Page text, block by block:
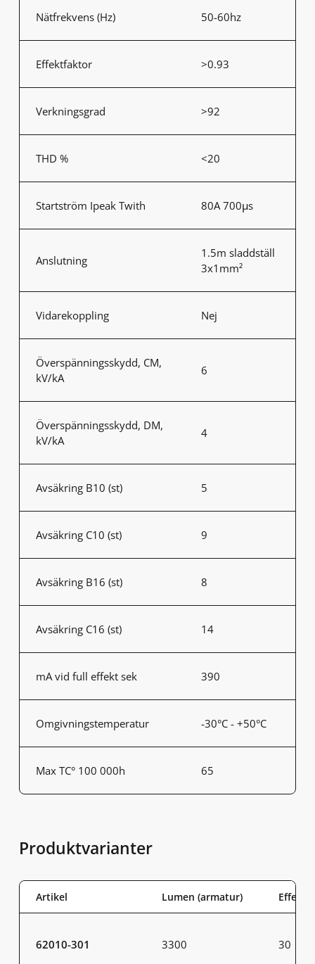
Nätfrekvens (Hz) 50-60hz
Effektfaktor >0.93
Verkningsgrad >92
THD % <20
Startström Ipeak Twith 80A 700μs
Anslutning
1.5m sladdställ
3x1mm²
Vidarekoppling Nej
Överspänningsskydd, CM,
kV/kA
6
Överspänningsskydd, DM,
kV/kA
4
Avsäkring B10 (st) 5
Avsäkring C10 (st) 9
Avsäkring B16 (st) 8
Avsäkring C16 (st) 14
mA vid full effekt sek 390
Omgivningstemperatur -30°C - +50°C
Max TC° 100 000h 65
Produktvarianter
Artikel Lumen (armatur) Effekt
62010-301 3300 30